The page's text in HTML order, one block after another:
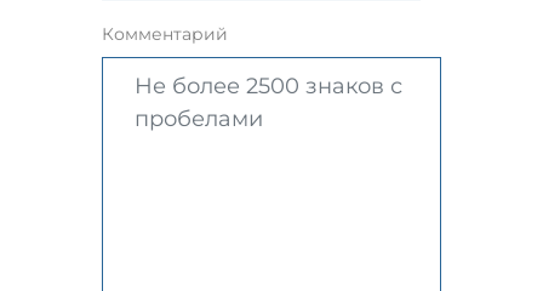
Комментарий